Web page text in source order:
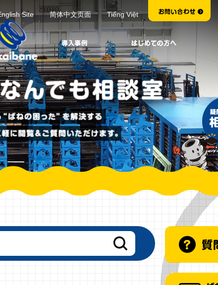
Site 简体中文页面 Tiếng Việt